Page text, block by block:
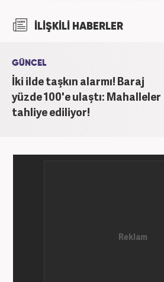
İstanbul Üniversitesi Radyo
Gazetesi’nde internet
senelik kariyerinde çok sayıda
ve televizyon
Haber7.com’da “Gündem
etmektedir. Evli
İLİŞKİLİ HABERLER
GÜNCEL
İki ilde taşkın alarmı! Baraj
yüzde 100'e ulaştı: Mahalleler
tahliye ediliyor!